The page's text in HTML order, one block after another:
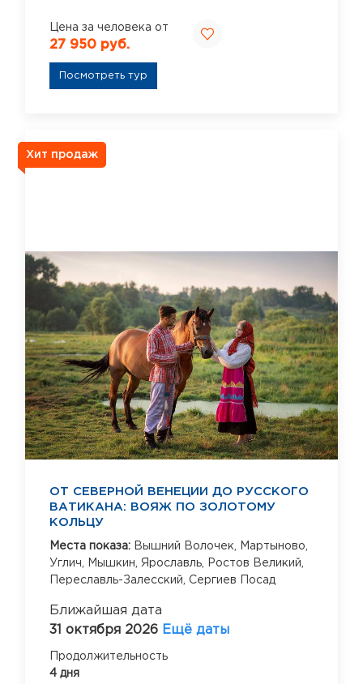
Цена за человека от
27 950 руб.
Посмотреть тур
Хит продаж
ОТ СЕВЕРНОЙ ВЕНЕЦИИ ДО РУССКОГО
ВАТИКАНА: ВОЯЖ ПО ЗОЛОТОМУ
КОЛЬЦУ
Места показа: Вышний Волочек,
Мартыново,
Углич,
Мышкин, Ярославль,
Ростов Великий,
Переславль-Залесский, Сергиев Посад
Ближайшая дата
31 октября 2026 Ещё даты
Продолжительность
4 дня